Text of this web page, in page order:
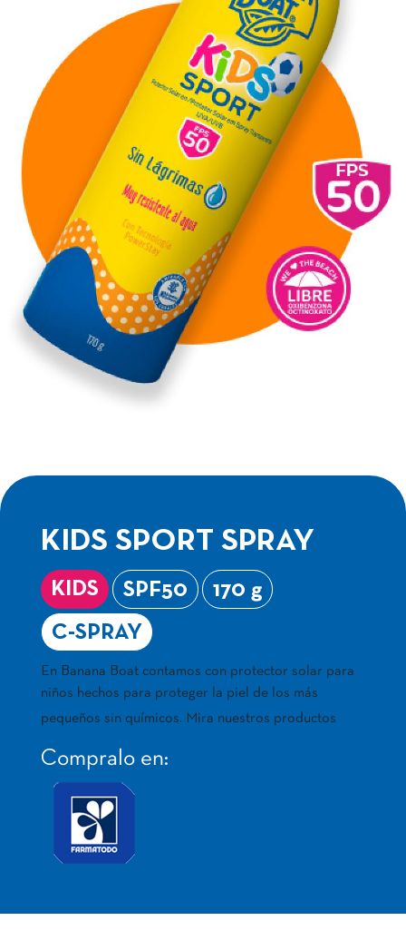
KIDS SPORT SPRAY
KIDS SPF50 170 g
C-SPRAY
En Banana Boat contamos con protector solar para
niños hechos para proteger la piel de los más
pequeños sin químicos. Mira nuestros productos
Compralo en: